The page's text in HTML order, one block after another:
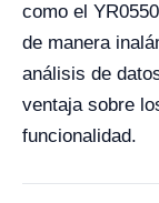
como el
de manera
análisis de
ventaja sobre
funcionalidad.